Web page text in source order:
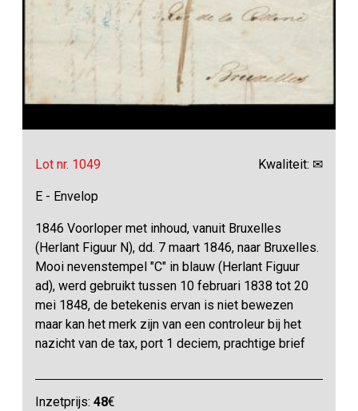
Lot nr. 1049 Kwaliteit: ✉
E - Envelop
1846 Voorloper met inhoud, vanuit Bruxelles
(Herlant Figuur N), dd. 7 maart 1846, naar Bruxelles.
Mooi nevenstempel "C" in blauw (Herlant Figuur
ad), werd gebruikt tussen 10 februari 1838 tot 20
mei 1848, de betekenis ervan is niet bewezen
maar kan het merk zijn van een controleur bij het
nazicht van de tax, port 1 deciem, prachtige brief
Inzetprijs:48€